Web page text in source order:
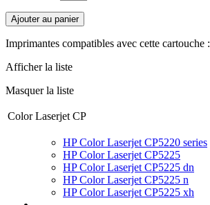
Imprimantes compatibles avec cette cartouche :
Afficher la liste
Masquer la liste
Color Laserjet CP
HP Color Laserjet CP5220 series
HP Color Laserjet CP5225
HP Color Laserjet CP5225 dn
HP Color Laserjet CP5225 n
HP Color Laserjet CP5225 xh